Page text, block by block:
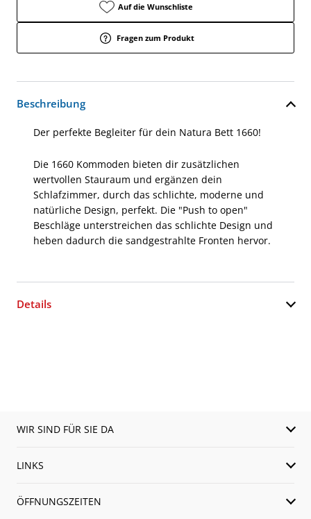
Auf die Wunschliste
Fragen zum Produkt
Beschreibung
Der perfekte Begleiter für dein Natura Bett 1660!
Die 1660 Kommoden bieten dir zusätzlichen
wertvollen Stauraum und ergänzen dein
Schlafzimmer, durch das schlichte, moderne und
natürliche Design, perfekt. Die "Push to open"
Beschläge unterstreichen das schlichte Design und
heben dadurch die sandgestrahlte Fronten hervor.
Details
WIR SIND FÜR SIE DA
LINKS
ÖFFNUNGSZEITEN